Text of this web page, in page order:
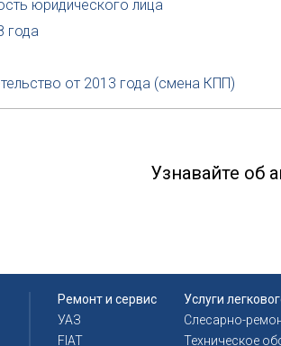
юридического лица
года
от 2013 года (смена КПП)
Узнавайте об
Ремонт и сервис
УАЗ
FIAT
Услуги
Слесарно-
Техническое